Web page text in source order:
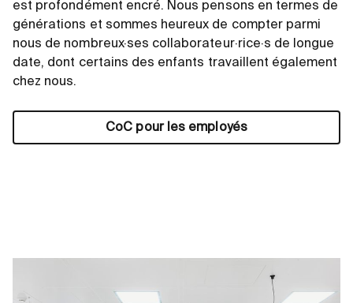
est profondément encré. Nous pensons en termes de
générations et sommes heureux de compter parmi
nous de nombreux·ses collaborateur·rice·s de longue
date, dont certains des enfants travaillent également
chez nous.
CoC pour les employés